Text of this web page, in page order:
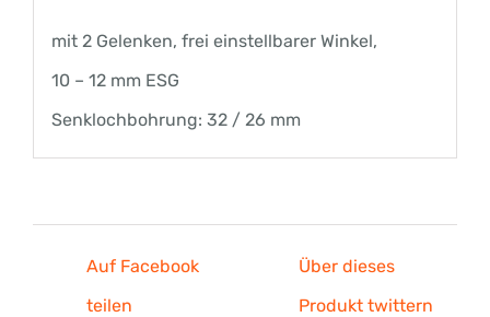
mit 2 Gelenken, frei einstellbarer Winkel,
10 – 12 mm ESG
Senklochbohrung: 32 / 26 mm
Auf Facebook
teilen
Über dieses
Produkt twittern